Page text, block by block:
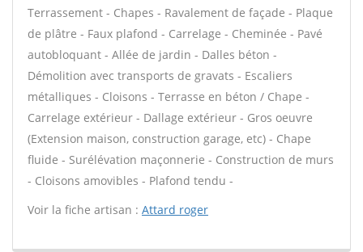
Terrassement - Chapes - Ravalement de façade - Plaque
de plâtre - Faux plafond - Carrelage - Cheminée - Pavé
autobloquant - Allée de jardin - Dalles béton -
Démolition avec transports de gravats - Escaliers
métalliques - Cloisons - Terrasse en béton / Chape -
Carrelage extérieur - Dallage extérieur - Gros oeuvre
(Extension maison, construction garage, etc) - Chape
fluide - Surélévation maçonnerie - Construction de murs
- Cloisons amovibles - Plafond tendu -
Voir la fiche artisan : Attard roger